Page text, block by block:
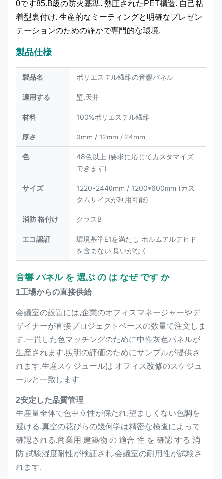
0です85.B級の防火基準. 熱圧されたPET構造. 自己粘
着型裏付け. 生産的なミーティングと明確なプレゼン
テーションのための静かで専門的な環境.
製品仕様
製品名 ポリエステル繊維の音響パネル
適用する 壁,天井
材料 100%ポリエステル繊維
厚さ 9mm / 12mm / 24mm
色
48色以上 (要求に応じてカスタマイズ
できます)
サイズ
1220*2440mm / 1200*600mm (カス
タムサイズが利用可能)
消防 格付け クラスB
エコ認証
環境基準E1を満たし ホルムアルデヒド
を含まない 臭いがなく
音響 パネル を 選ぶ の は なぜ です か
1工場からの直接供給
会議室の設置には,企業のオフィスマネージャーやデ
ザイナーが直接プロジェクトベースの数量で注文しま
す.一貫した色マッチングのために中性灰色パネルが
生産されます.照明の評価のためにサンプルが提供さ
れます.生産スケジュールは オフィス改修のスケジュ
ールと一致します
2安定した品質管理
生産量全体で色中立性が保たれ,望ましくない色調を
避ける.真空の花びらの幾何学は精密な検査によって
確認される.商業用 建築物 の 適合 性 を 確認 する 消
防 試験湿度耐性が検証され,会議室の耐用性が試験さ
れます.